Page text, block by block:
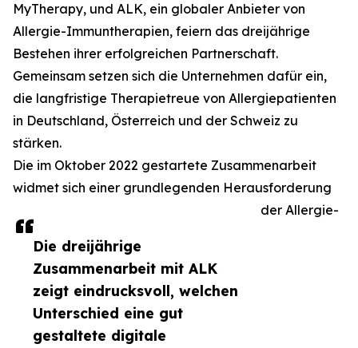
Die dreijährige
Zusammenarbeit mit ALK
zeigt eindrucksvoll, welchen
Unterschied eine gut
gestaltete digitale
MyTherapy, und ALK, ein globaler Anbieter von
Allergie-Immuntherapien, feiern das dreijährige
Bestehen ihrer erfolgreichen Partnerschaft.
Gemeinsam setzen sich die Unternehmen dafür ein,
die langfristige Therapietreue von Allergiepatienten
in Deutschland, Österreich und der Schweiz zu
stärken.
Die im Oktober 2022 gestartete Zusammenarbeit
widmet sich einer grundlegenden Herausforderung
der Allergie-